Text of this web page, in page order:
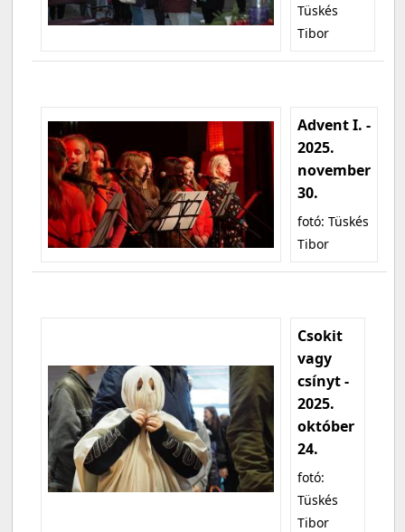
Tüskés
Tibor
Advent I. -
2025.
november
30.
fotó: Tüskés
Tibor
Csokit
vagy
csínyt -
2025.
október
24.
fotó:
Tüskés
Tibor